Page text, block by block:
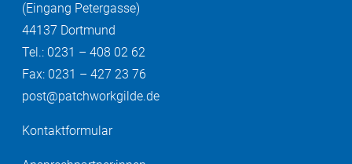
(Eingang Petergasse)
44137 Dortmund
Tel.: 0231 – 408 02 62
Fax: 0231 – 427 23 76
post@patchworkgilde.de
Kontaktformular